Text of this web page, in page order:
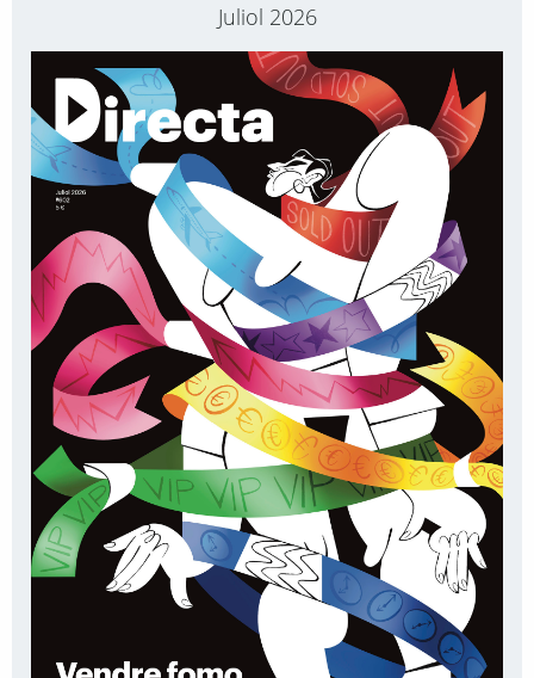
Juliol 2026